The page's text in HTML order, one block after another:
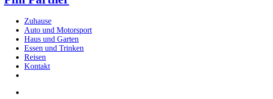
Zuhause
Auto und Motorsport
Haus und Garten
Essen und Trinken
Reisen
Kontakt